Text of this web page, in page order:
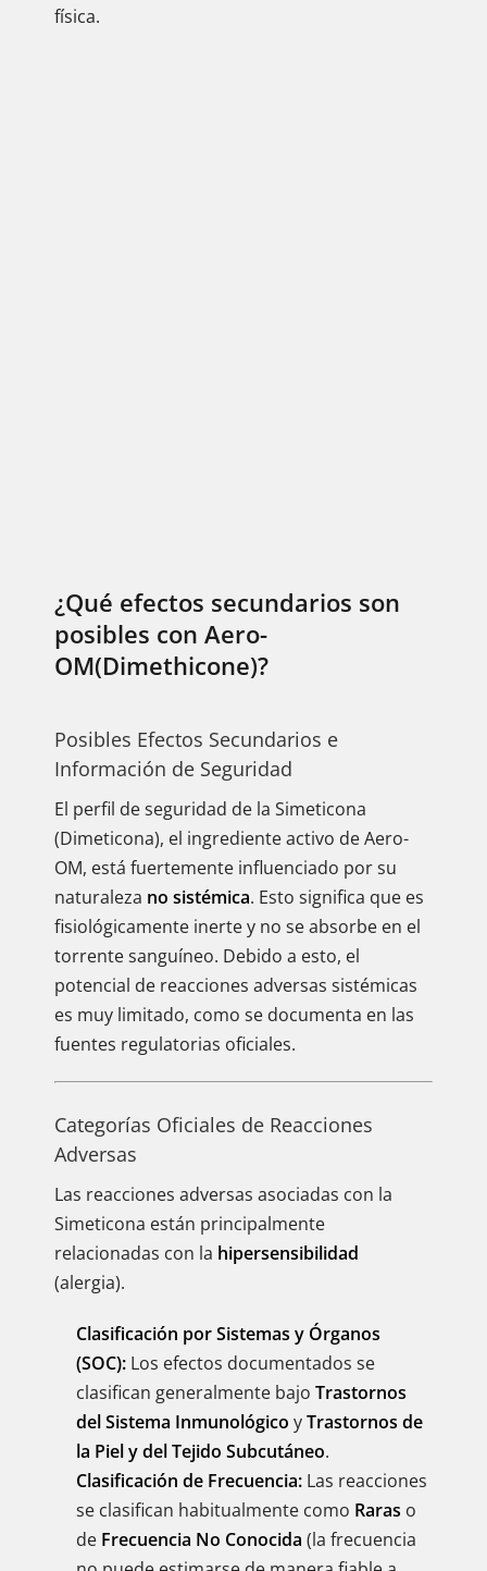
física.
¿Qué efectos secundarios son
posibles con Aero-
OM(Dimethicone)?
Posibles Efectos Secundarios e
Información de Seguridad
El perfil de seguridad de la Simeticona
(Dimeticona), el ingrediente activo de Aero-
OM, está fuertemente influenciado por su
naturaleza no sistémica. Esto significa que es
fisiológicamente inerte y no se absorbe en el
torrente sanguíneo. Debido a esto, el
potencial de reacciones adversas sistémicas
es muy limitado, como se documenta en las
fuentes regulatorias oficiales.
Categorías Oficiales de Reacciones
Adversas
Las reacciones adversas asociadas con la
Simeticona están principalmente
relacionadas con la hipersensibilidad
(alergia).
Clasificación por Sistemas y Órganos
(SOC): Los efectos documentados se
clasifican generalmente bajo Trastornos
del Sistema Inmunológico yTrastornos de
la Piel y del Tejido Subcutáneo.
Clasificación de Frecuencia: Las reacciones
se clasifican habitualmente como Raras o
de Frecuencia No Conocida (la frecuencia